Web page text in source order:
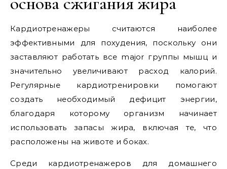
Кардиотренажеры считаются наиболее
эффективными для похудения, поскольку они
заставляют работать все major группы мышц и
значительно увеличивают расход калорий.
Регулярные кардиотренировки помогают
создать необходимый дефицит энергии,
благодаря которому организм начинает
использовать запасы жира, включая те, что
расположены на животе и боках.
Среди кардиотренажеров для домашнего